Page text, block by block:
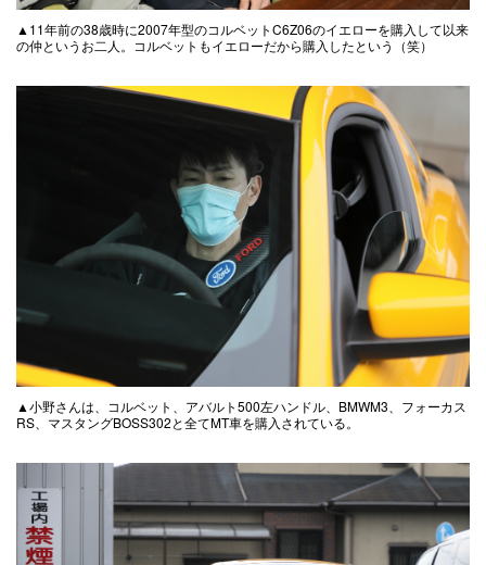
▲11年前の38歳時に2007年型のコルベットC6Z06のイエローを購入して以来
の仲というお二人。コルベットもイエローだから購入したという（笑）
▲小野さんは、コルベット、アバルト500左ハンドル、BMWM3、フォーカス
RS、マスタングBOSS302と全てMT車を購入されている。